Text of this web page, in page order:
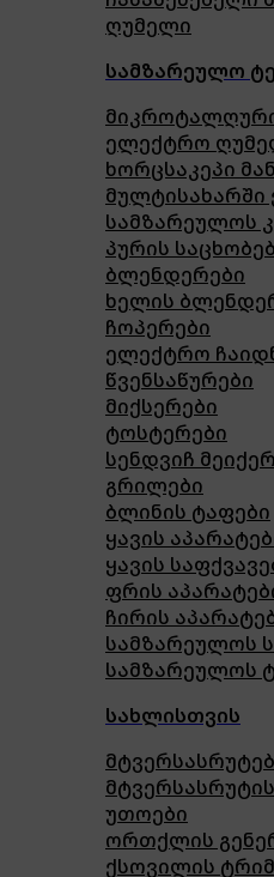
ღუმელი
სამზარეულო
ელექტრო
ხორცსაკეპი
მულტისახარში
სამზარეულოს
პურის
ბლენდერები
ხელის
ჩოპერები
ელექტრო
წვენსაწურები
მიქსერები
ტოსტერები
სენდვიჩ
გრილები
ბლინის ტაფები
ყავის
ყავის
ფრის
ჩირის
სამზარეულოს
სამზარეულოს
სახლისთვის
უთოები
ორთქლის
ქსოვილის